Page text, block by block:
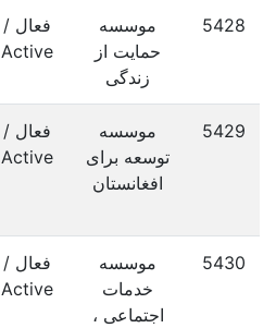
5428
موسسه
حمایت از
زندگی
فعال /
Active
5429
موسسه
توسعه برای
افغانستان
فعال /
Active
5430
موسسه
خدمات
اجتماعی ،
فعال /
Active